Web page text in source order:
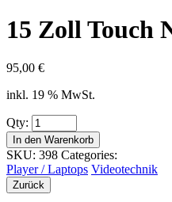
15 Zoll Touch
95,00 €
inkl. 19 % MwSt.
Qty:
In den Warenkorb
SKU: 398 Categories:
Player / Laptops Videotechnik
Zurück